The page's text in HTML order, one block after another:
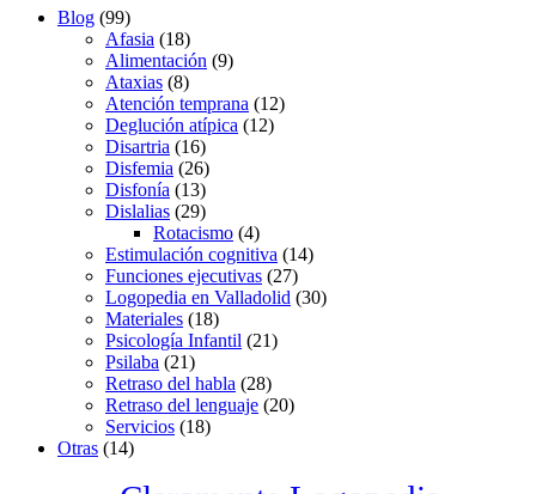
Blog (99)
Afasia (18)
Alimentación (9)
Ataxias (8)
Atención temprana (12)
Deglución atípica (12)
Disartria (16)
Disfemia (26)
Disfonía (13)
Dislalias (29)
Rotacismo (4)
Estimulación cognitiva (14)
Funciones ejecutivas (27)
Logopedia en Valladolid (30)
Materiales (18)
Psicología Infantil (21)
Psilaba (21)
Retraso del habla (28)
Retraso del lenguaje (20)
Servicios (18)
Otras (14)